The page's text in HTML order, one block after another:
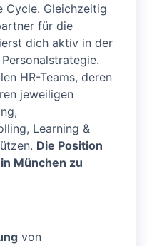
Cycle. Gleichzeitig
für die
dich aktiv in der
HR-Teams, deren
jeweiligen
Learning &
Die Position
München zu
von